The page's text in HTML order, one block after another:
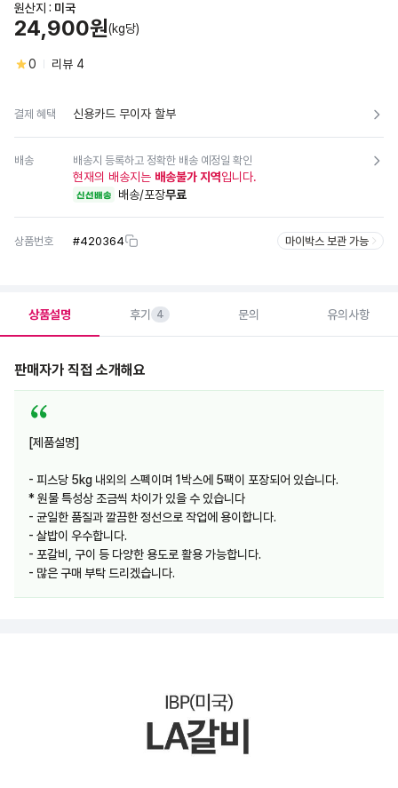
원산지 : 미국
24,900원(kg당)
0 리뷰 4
결제 혜택 신용카드 무이자 할부
배송 배송지 등록하고 정확한 배송 예정일 확인
현재의 배송지는 배송불가 지역입니다.
신선배송 배송/포장무료
상품번호 #420364 마이박스 보관 가능
상품설명 후기 4 문의 유의사항
판매자가 직접 소개해요
[제품설명]
- 피스당 5kg 내외의 스펙이며 1박스에 5팩이 포장되어 있습니다.
* 원물 특성상 조금씩 차이가 있을 수 있습니다
- 균일한 품질과 깔끔한 정선으로 작업에 용이합니다.
- 살밥이 우수합니다.
- 포갈비, 구이 등 다양한 용도로 활용 가능합니다.
- 많은 구매 부탁 드리겠습니다.